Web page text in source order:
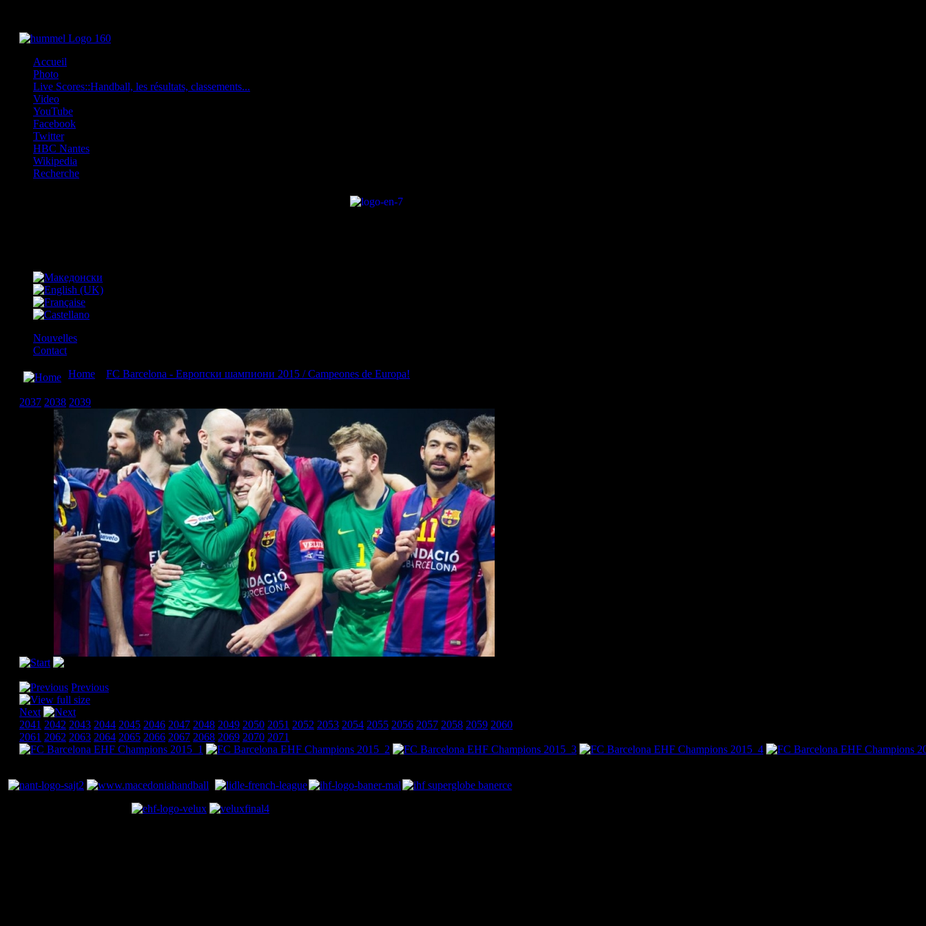
Accueil
Photo
Live Scores::Handball, les résultats, classements...
Video
YouTube
Facebook
Twitter
HBC Nantes
Wikipedia
Recherche
Nouvelles
Contact
Home
FC Barcelona - Европски шампиони 2015 / Campeones de Europa!
2037 2038 2039
Previous
Next
2041 2042 2043 2044 2045 2046 2047 2048 2049 2050 2051 2052 2053 2054 2055 2056 2057 2058 2059 2060
2061 2062 2063 2064 2065 2066 2067 2068 2069 2070 2071